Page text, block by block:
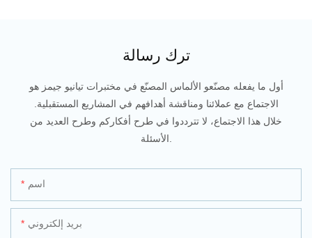
ترك رسالة
أول ما يفعله مصنّعو الألماس المصنّع في مختبرات تيانيو جيمز هو
الاجتماع مع عملائنا ومناقشة أهدافهم في المشاريع المستقبلية.
خلال هذا الاجتماع، لا تترددوا في طرح أفكاركم وطرح العديد من
الأسئلة.
اسم
بريد إلكتروني